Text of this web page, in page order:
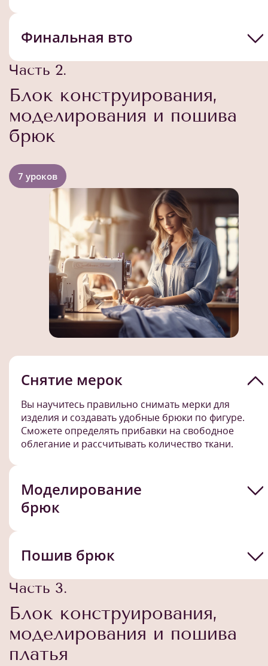
Финальная вто
Часть 2.
Блок конструирования,
моделирования и пошива
брюк
7 уроков
Снятие мерок
Вы научитесь правильно снимать мерки для
изделия и создавать удобные брюки по фигуре.
Сможете определять прибавки на свободное
облегание и рассчитывать количество ткани.
Моделирование
брюк
Пошив брюк
Часть 3.
Блок конструирования,
моделирования и пошива
платья